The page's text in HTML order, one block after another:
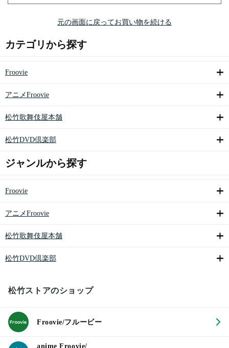
元の画面に戻ってお買い物を続ける
カテゴリから探す
Froovie
アニメFroovie
松竹歌舞伎屋本舗
松竹DVD倶楽部
ジャンルから探す
Froovie
アニメFroovie
松竹歌舞伎屋本舗
松竹DVD倶楽部
松竹ストアのショップ
Froovie/フルービー
anime Froovie/